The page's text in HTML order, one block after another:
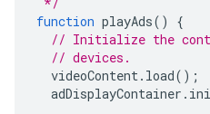
function playAds()
{
// Initialize the
// devices.
videoContent. load();
adDisplayContainer .